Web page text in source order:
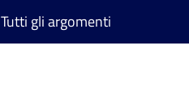
Tutti gli argomenti